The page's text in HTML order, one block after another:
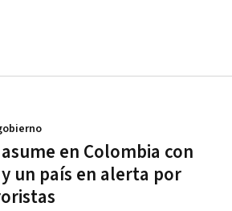
en Colombia con
un país en alerta por